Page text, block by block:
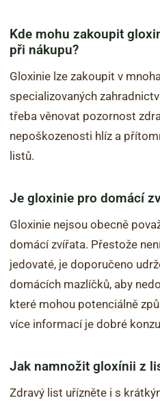
Kde mohu zakoupit
při nákupu?
Gloxinie lze zakoupit v
specializovaných
třeba věnovat pozornost
nepoškozenosti hlíz a
listů.
Je gloxinie pro domácí
Gloxinie nejsou obecně
domácí zvířata. Přestože
jedovaté, je doporučeno
domácích mazlíčků, aby
které mohou potenciálně
více informací je dobré
Jak namnožit gloxínii z
Zdravý list uřízněte i s